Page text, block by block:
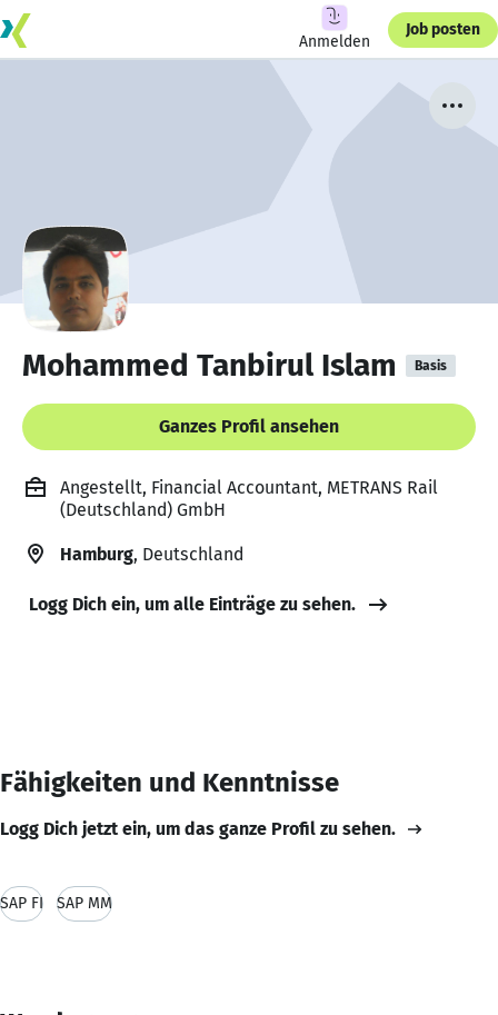
Anmelden
Job posten
Mohammed Tanbirul Islam Basis
Ganzes Profil ansehen
Angestellt, Financial Accountant, METRANS Rail
(Deutschland) GmbH
Hamburg, Deutschland
Logg Dich ein, um alle Einträge zu sehen.
Fähigkeiten und Kenntnisse
Logg Dich jetzt ein, um das ganze Profil zu sehen.
SAP FI SAP MM